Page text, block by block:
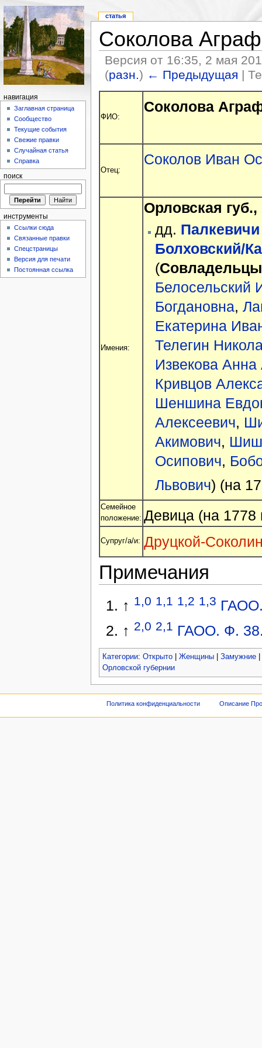
Соколова
Версия от 16:35, 2 мая
(разн.) ← Предыдущая |
ФИО:
Соколова
Отец:
Соколов Иван
Имения:
Орловская
дд.
Болховский/
(
Белосельский
Богдановна,
Екатерина
Телегин
Извекова
Кривцов
Шеншина
Алексеевич,
Акимович,
Осипович,
Львович) (на
Семейное
положение: Девица (на 1778
Супруг/а/и: Друцкой-
Примечания
↑ 1,0 1,1 1,2 1,3
↑ 2,0 2,1 ГАОО. Ф.
Категории: Открыто| Женщины| Замужние|
Орловской губернии
статья
навигация
Заглавная страница
Сообщество
Текущие события
Свежие правки
Случайная статья
Справка
поиск
инструменты
Ссылки сюда
Связанные правки
Спецстраницы
Версия для печати
Постоянная ссылка
Политика конфиденциальности Описание